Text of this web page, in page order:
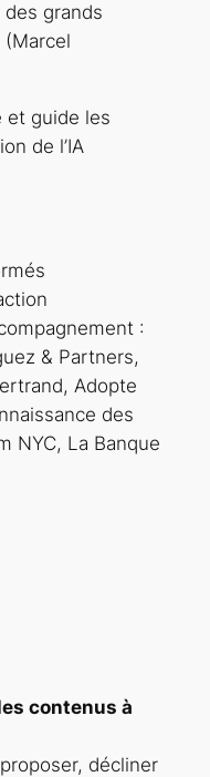
des grands
(Marcel
et guide les
de l’IA
:
& Partners,
Adopte
des
NYC, La Banque
contenus à
décliner